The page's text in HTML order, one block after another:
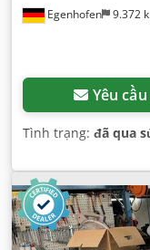
Egenhofen 9.372
Yêu cầu
Tình trạng: đã qua